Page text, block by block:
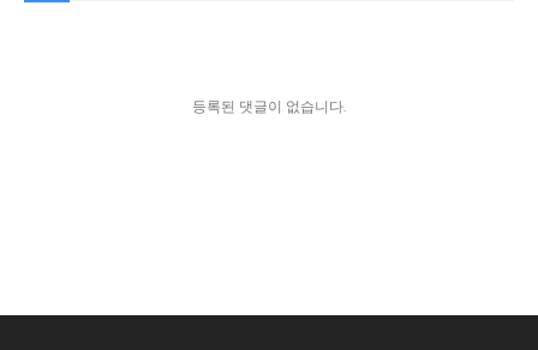
등록된 댓글이 없습니다.